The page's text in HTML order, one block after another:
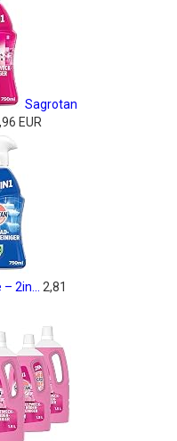
Sagrotan
EUR
2in...
2,81